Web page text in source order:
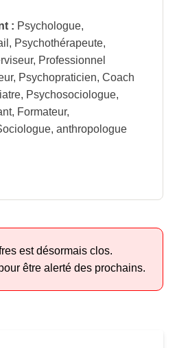
: Psychologue,
Psychothérapeute,
Professionnel
Psychopraticien, Coach
Psychosociologue,
Formateur,
anthropologue
est désormais clos.
être alerté des prochains.